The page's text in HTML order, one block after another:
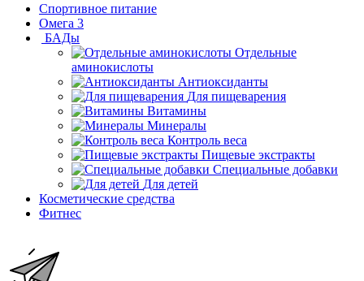
Спортивное питание
Омега 3
БАДы
Отдельные
аминокислоты
Антиоксиданты
Для пищеварения
Витамины
Минералы
Контроль веса
Пищевые экстракты
Специальные добавки
Для детей
Косметические средства
Фитнес